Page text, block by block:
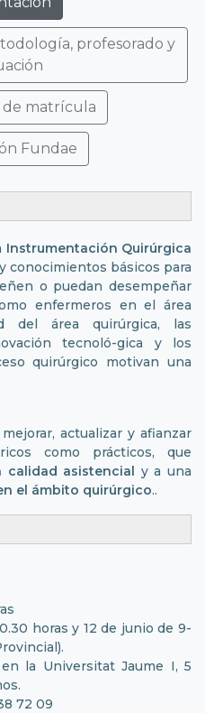
profesorado y
matrícula
Fundae
Instrumentación Quirúrgica
conocimientos básicos para
o puedan desempeñar
enfermeros en el área
del área quirúrgica, las
tecnoló-gica y los
quirúrgico motivan una
actualizar y afianzar
como prácticos, que
calidad asistencial y a una
el ámbito quirúrgico..
horas y 12 de junio de 9-
la Universitat Jaume I, 5
72 09